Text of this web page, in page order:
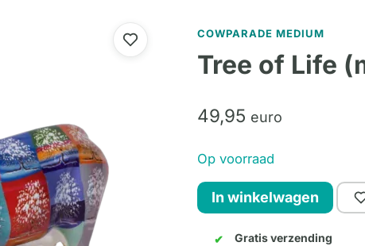
COWPARADE MEDIUM
Tree of Life
49,95 euro
Op voorraad
Tree
of
Life
In winkelwagen
Gratis verzending